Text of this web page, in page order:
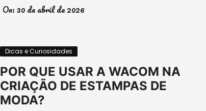
On:30 de abril de 2026
Dicas e Curiosidades
POR QUE USAR A WACOM NA
CRIAÇÃO DE ESTAMPAS DE
MODA?